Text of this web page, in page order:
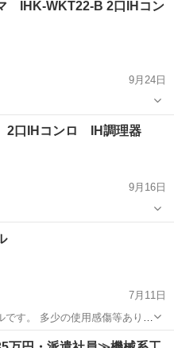
IHK-WKT22-B 2口IHコン
9月24日
2口IHコンロ IH調理器
9月16日
7月11日
す。 多少の使用感傷等ありま
リール